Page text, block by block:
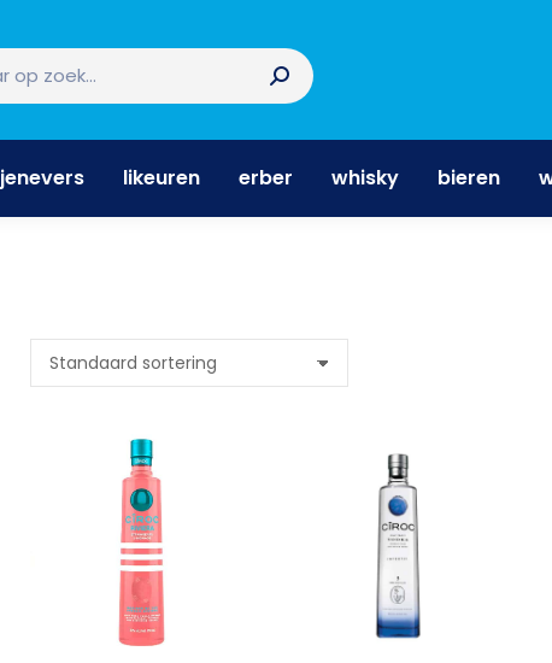
jenevers likeuren erber whisky bieren